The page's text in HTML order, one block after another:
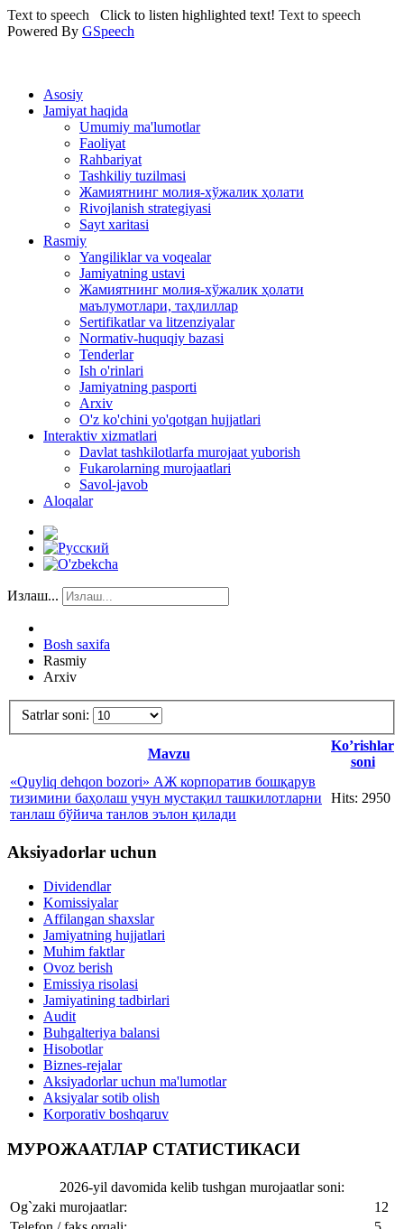
Text to speech Click to listen highlighted text! Text to speech
Powered By GSpeech
Asosiy
Jamiyat haqida
Umumiy ma'lumotlar
Faoliyat
Rahbariyat
Tashkiliy tuzilmasi
Жамиятнинг молия-хўжалик ҳолати
Rivojlanish strategiyasi
Sayt xaritasi
Rasmiy
Yangiliklar va voqealar
Jamiyatning ustavi
Жамиятнинг молия-хўжалик ҳолати
маълумотлари, таҳлиллар
Sertifikatlar va litzenziyalar
Normativ-huquqiy bazasi
Tenderlar
Ish o'rinlari
Jamiyatning pasporti
Arxiv
O'z ko'chini yo'qotgan hujjatlari
Interaktiv xizmatlari
Davlat tashkilotlarfa murojaat yuborish
Fukarolarning murojaatlari
Savol-javob
Aloqalar
Излаш...
Bosh saxifa
Rasmiy
Arxiv
Satrlar soni:
Mavzu
Ko’rishlar
soni
«Quyliq dehqon bozori» АЖ корпоратив бошқарув
тизимини баҳолаш учун мустақил ташкилотларни
танлаш бўйича танлов эълон қилади
Hits: 2950
Aksiyadorlar uchun
Dividendlar
Komissiyalar
Affilangan shaxslar
Jamiyatning hujjatlari
Muhim faktlar
Ovoz berish
Emissiya risolasi
Jamiyatining tadbirlari
Audit
Buhgalteriya balansi
Hisobotlar
Biznes-rejalar
Aksiyadorlar uchun ma'lumotlar
Aksiyalar sotib olish
Korporativ boshqaruv
МУРОЖААТЛАР СТАТИСТИКАСИ
2026-yil davomida kelib tushgan murojaatlar soni:
Og`zaki murojaatlar:
12